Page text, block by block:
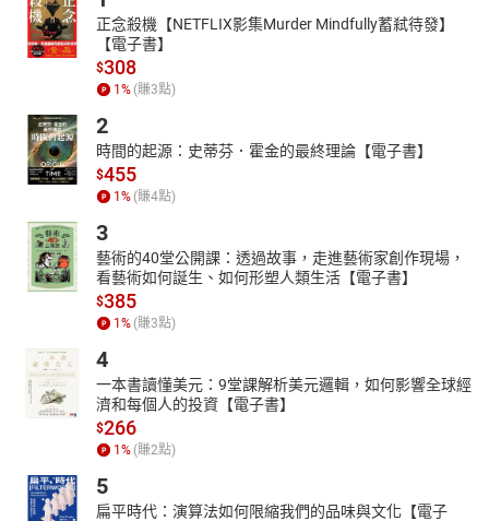
正念殺機【NETFLIX影集Murder Mindfully蓄弒待發】
【電子書】
$308
1 % (賺3點)
2
時間的起源：史蒂芬．霍金的最終理論【電子書】
$455
1 % (賺4點)
3
藝術的40堂公開課：透過故事，走進藝術家創作現場，
看藝術如何誕生、如何形塑人類生活【電子書】
$385
1 % (賺3點)
4
一本書讀懂美元：9堂課解析美元邏輯，如何影響全球經
濟和每個人的投資【電子書】
$266
1 % (賺2點)
5
扁平時代：演算法如何限縮我們的品味與文化【電子